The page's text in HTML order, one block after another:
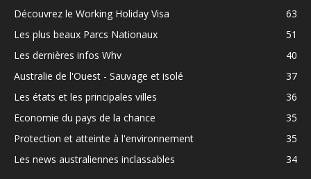
Découvrez le Working Holiday Visa
63
Les plus beaux Parcs Nationaux
51
Les dernières infos Whv
40
Australie de l'Ouest - Sauvage et isolé
37
Les états et les principales villes
36
Economie du pays de la chance
35
Protection et atteinte à l'environnement
35
Les news australiennes inclassables
34